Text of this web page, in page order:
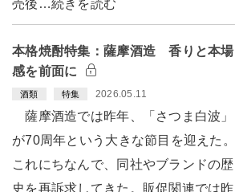
売後…続きを読む
本格焼酎特集：薩摩酒造 香りと本場
感を前面に
酒類 特集 2026.05.11
薩摩酒造では昨年、「さつま白波」
が70周年という大きな節目を迎えた。
これにちなんで、同社やブランドの歴
史を再訴求してきた。販促関連では昨